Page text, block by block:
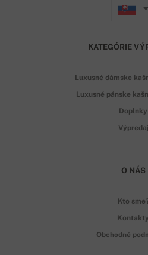
KATEGÓRIE
Luxusné dámske
Luxusné pánske
Doplnky
Výpredaj
O NÁS
Kto
Kontakty
Obchodné